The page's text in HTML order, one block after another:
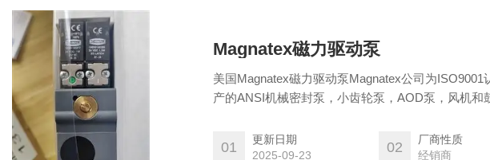
Magnatex磁力驱动泵
美国Magnatex磁力驱动泵Magnatex公司为
产的ANSI机械密封泵，小齿轮泵，AOD泵，风机
处理各种各样的低温和高温流体。我们的磁力驱动
收溶剂到传热流体，粘
01
更新日期
2025-09-23
02
厂商性质
经销商